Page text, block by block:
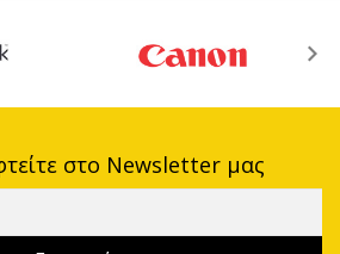
στο Newsletter μας